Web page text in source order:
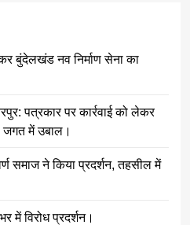
बुंदेलखंड नव निर्माण सेना का
पत्रकार पर कार्रवाई को लेकर
जगत में उबाल।
समाज ने किया प्रदर्शन, तहसील में
में विरोध प्रदर्शन।